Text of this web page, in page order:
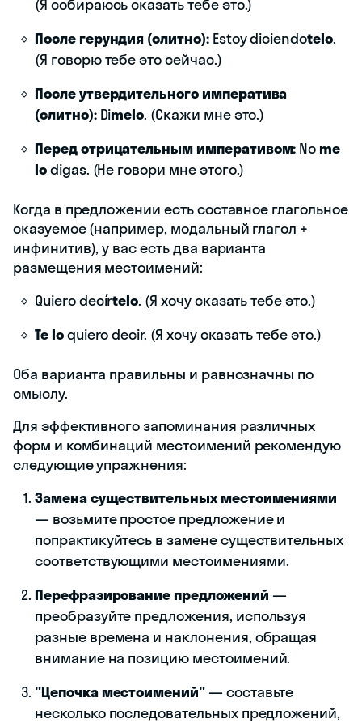
(Я собираюсь сказать тебе это.)
После герундия (слитно):Estoy diciendotelo.
(Я говорю тебе это сейчас.)
После утвердительного императива
(слитно):Dimelo. (Скажи мне это.)
Перед отрицательным императивом: Nome
lodigas. (Не говори мне этого.)
Когда в предложении есть составное глагольное
сказуемое (например, модальный глагол +
инфинитив), у вас есть два варианта
размещения местоимений:
Quiero decírtelo. (Я хочу сказать тебе это.)
Te loquiero decir. (Я хочу сказать тебе это.)
Оба варианта правильны и равнозначны по
смыслу.
Для эффективного запоминания различных
форм и комбинаций местоимений рекомендую
следующие упражнения:
Замена существительных местоимениями
— возьмите простое предложение и
попрактикуйтесь в замене существительных
соответствующими местоимениями.
Перефразирование предложений —
преобразуйте предложения, используя
разные времена и наклонения, обращая
внимание на позицию местоимений.
"Цепочка местоимений"— составьте
несколько последовательных предложений,